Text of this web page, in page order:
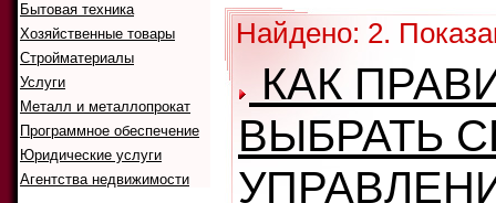
Найдено: 2.
КАК
ВЫБРАТЬ
Бытовая техника
Хозяйственные товары
Стройматериалы
Услуги
Металл и металлопрокат
Программное обеспечение
Юридические услуги
Агентства недвижимости